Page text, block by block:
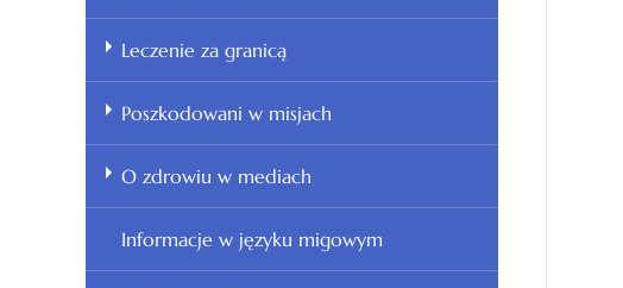
Leczenie za granicą
Poszkodowani w misjach
O zdrowiu w mediach
Informacje w języku migowym